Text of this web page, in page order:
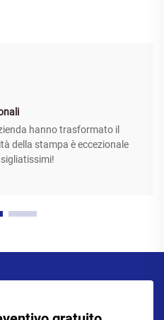
hanno trasformato il
della stampa è eccezionale